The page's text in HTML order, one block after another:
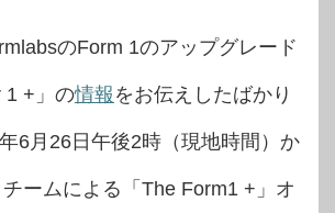
のForm 1のアップグレード
1 +」の情報 をお伝えしたばかり
6月26日午後2時（現地時間）か
ームによる「The Form1 +」オ